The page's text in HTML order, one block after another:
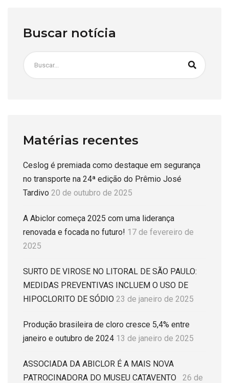
Buscar notícia
Matérias recentes
Ceslog é premiada como destaque em segurança
no transporte na 24ª edição do Prêmio José
Tardivo 20 de outubro de 2025
A Abiclor começa 2025 com uma liderança
renovada e focada no futuro! 17 de fevereiro de
2025
SURTO DE VIROSE NO LITORAL DE SÃO PAULO:
MEDIDAS PREVENTIVAS INCLUEM O USO DE
HIPOCLORITO DE SÓDIO 23 de janeiro de 2025
Produção brasileira de cloro cresce 5,4% entre
janeiro e outubro de 2024 13 de janeiro de 2025
ASSOCIADA DA ABICLOR É A MAIS NOVA
PATROCINADORA DO MUSEU CATAVENTO
26 de